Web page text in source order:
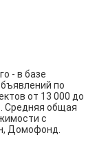
- в базе
по
от 13 000 до
Средняя общая
с
Домофонд.